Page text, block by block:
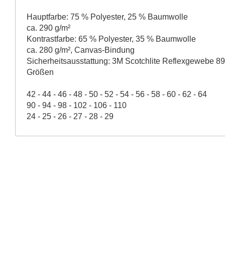
Hauptfarbe: 75 % Polyester, 25 % Baumwolle
ca. 290 g/m²
Kontrastfarbe: 65 % Polyester, 35 % Baumwolle
ca. 280 g/m², Canvas-Bindung
Sicherheitsausstattung: 3M Scotchlite Reflexgewebe
Größen
42 - 44 - 46 - 48 - 50 - 52 - 54 - 56 - 58 - 60 - 62 - 64
90 - 94 - 98 - 102 - 106 - 110
24 - 25 - 26 - 27 - 28 - 29